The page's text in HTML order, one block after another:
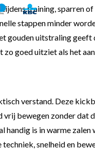
training, sparren
stappen minder
uitstraling geeft
zo goed uitziet als het
verstand. Deze
bewegen zonder dat
is in warme zalen
snelheid en